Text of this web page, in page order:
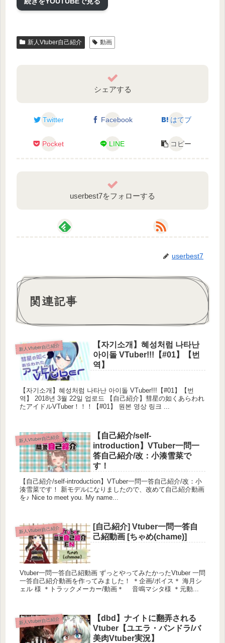
新人Vtuber自己紹介 動画
シェアする
Twitter Facebook はてブ
Pocket LINE コピー
userbest7をフォローする
userbest7
関連記事
新人Vtuber自己紹介
【자기소개】혜성처럼 나타난
아이돌 VTuber!!!【#01】【번
역】
【자기소개】혜성처럼 나타난 아이돌 VTuber!!!【#01】【번
역】 2018년 3월 22일 업로드 【自己紹介】彗星の如くあらわれ
たアイドルVTuber！！！【#01】 원본 영상 링크 ...
新人Vtuber自己紹介
【自己紹介/self-
introduction】VTuber一問一
答自己紹介/改：小湊雪菜で
す！
【自己紹介/self-introduction】VTuber一問一答自己紹介/改：小
湊雪菜です！ 新モデルになりましたので、改めて自己紹介動画
を♪ Nice to meet you. My name...
新人Vtuber自己紹介
[自己紹介] Vtuber一問一答自
己紹動画 [ちゃめ(chame)]
Vtuber一問一答自己紹動画 ずっとやってみたかったVtuber 一問
一答自己紹介動画を作ってみました！ ＊企画/ボイス＊ 海月シ
ェル 様 ＊トラックメーカー/動画＊ 音鳴マシタ様 ＊元動...
新人Vtuber自己紹介
【dbd】ナイトに翻弄される
Vtuber【ユエラ・パンドラ/バ
美肉Vtuber実況】